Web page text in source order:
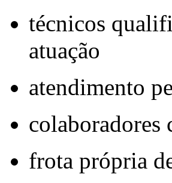
técnicos
atuação
atendimento
colaboradores
frota própria